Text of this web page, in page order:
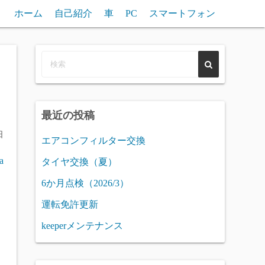
ホーム 自己紹介 車 PC スマートフォン
最近の投稿
エアコンフィルター交換
タイヤ交換（夏）
6か月点検（2026/3）
運転免許更新
keeperメンテナンス